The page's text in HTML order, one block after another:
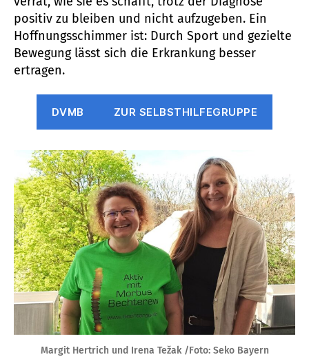
positiv zu bleiben und nicht aufzugeben. Ein
Hoffnungsschimmer ist: Durch Sport und gezielte
Bewegung lässt sich die Erkrankung besser
ertragen.
DVMB ZUR SELBSTHILFEGRUPPE
Margit Hertrich und Irena Težak /Foto: Seko Bayern